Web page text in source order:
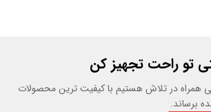
تو راحت تجهیز کن
همراه در تلاش هستیم با کیفیت ترین محصولات
برساند.